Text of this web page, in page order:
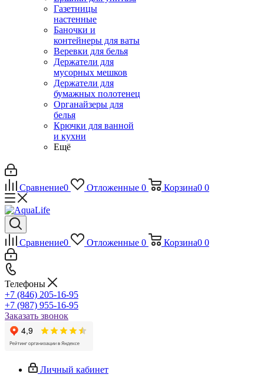
Газетницы
настенные
Баночки и
контейнеры для ваты
Веревки для белья
Держатели для
мусорных мешков
Держатели для
бумажных полотенец
Органайзеры для
белья
Крючки для ванной
и кухни
Ещё
Сравнение0 Отложенные 0 Корзина0 0
Сравнение0 Отложенные 0 Корзина0 0
Телефоны
+7 (846) 205-16-95
+7 (987) 955-16-95
Заказать звонок
Личный кабинет